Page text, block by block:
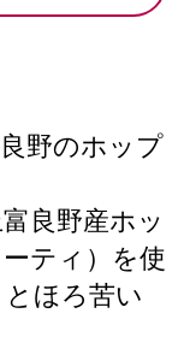
野のホップ
良野産ホッ
ティ）を使
ほろ苦い